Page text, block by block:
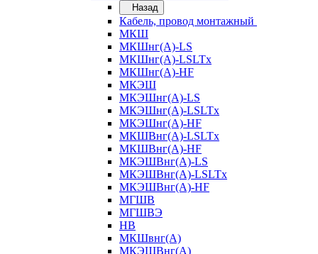
Назад
Кабель, провод монтажный
МКШ
МКШнг(А)-LS
МКШнг(А)-LSLTx
МКШнг(А)-HF
МКЭШ
МКЭШнг(А)-LS
МКЭШнг(А)-LSLTx
МКЭШнг(А)-HF
МКШВнг(A)-LSLTx
МКШВнг(А)-HF
МКЭШВнг(А)-LS
МКЭШВнг(A)-LSLTx
МКЭШВнг(А)-HF
МГШВ
МГШВЭ
НВ
МКШвнг(А)
МКЭШВнг(А)